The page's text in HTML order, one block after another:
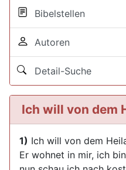
Bibelstellen
Autoren
Detail-Suche
Ich will von dem
1) Ich will von dem
Er wohnet in mir, ich